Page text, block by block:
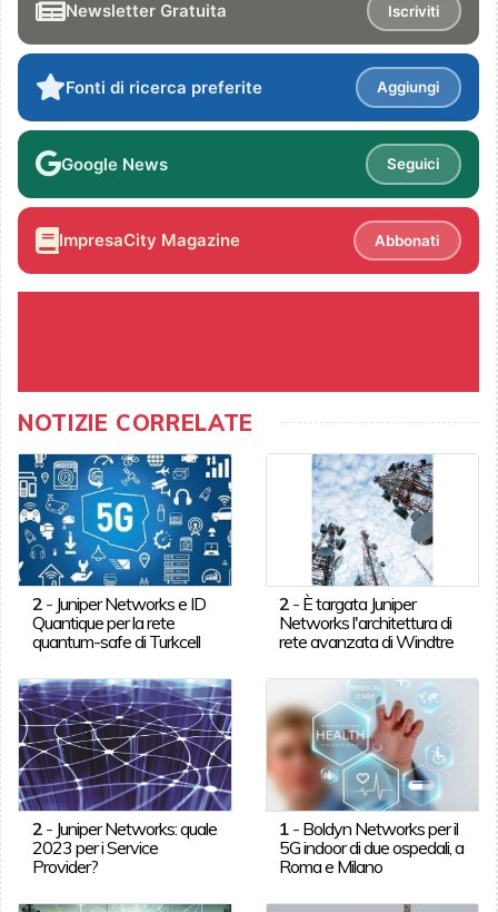
Newsletter Gratuita Iscriviti
Fonti di ricerca preferite Aggiungi
Google News Seguici
ImpresaCity Magazine Abbonati
NOTIZIE CORRELATE
2- Juniper Networks e ID
Quantique per la rete
quantum-safe di Turkcell
2 - È targata Juniper
Networks l'architettura di
rete avanzata di Windtre
2- Juniper Networks: quale
2023 per i Service
Provider?
1 - Boldyn Networks per il
5G indoor di due ospedali, a
Roma e Milano